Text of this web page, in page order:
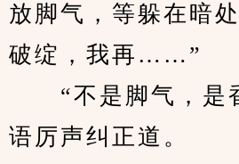
放脚气，等躲在暗
破绽，我再……”
“不是脚气，是
语厉声纠正道。